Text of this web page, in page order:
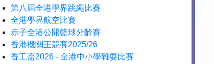
第八屆全港學界跳繩比賽
全港學界航空比賽
赤子全港公開籃球分齡賽
香港機關王競賽2025/26
香工盃2026 - 全港中小學雜耍比賽